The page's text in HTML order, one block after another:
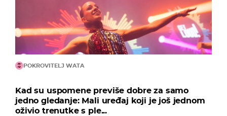
POKROVITELJ WATA
Kad su uspomene previše dobre za samo
jedno gledanje: Mali uređaj koji je još jednom
oživio trenutke s ple...